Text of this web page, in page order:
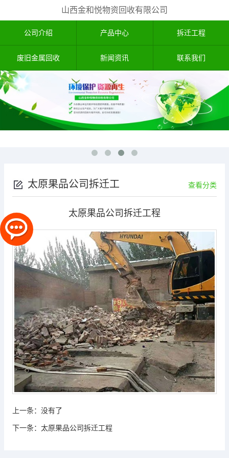
山西金和悦物资回收有限公司
公司介绍 产品中心 拆迁工程
废旧金属回收 新闻资讯 联系我们
太原果品公司拆迁工 查看分类
太原果品公司拆迁工程
上一条： 没有了
下一条： 太原果品公司拆迁工程